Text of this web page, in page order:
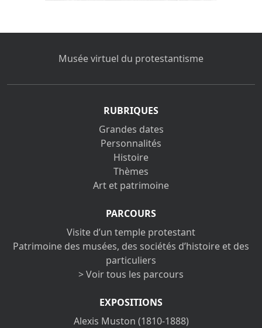
Musée virtuel du protestantisme
RUBRIQUES
Grandes dates
Personnalités
Histoire
Thèmes
Art et patrimoine
PARCOURS
Visite d’un temple protestant
Patrimoine des musées, des sociétés d’histoire et des
particuliers
> Voir tous les parcours
EXPOSITIONS
Alexis Muston (1810-1888)